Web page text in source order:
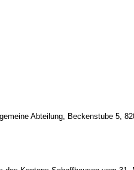
Abteilung, Beckenstube 5,